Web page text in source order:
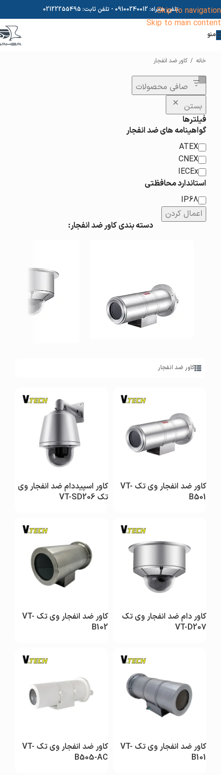
Skip to navigation
Skip to main content
تلفن همراه: 09100240012 - تلفن ثابت: 02122255495
منو
خانه / کاور ضد انفجار
صافی محصولات
بستن
فیلترها
گواهینامه های ضد انفجار
ATEX
CNEX
IECEx
استاندارد محافظتی
IP68
اعمال کردن
دسته بندی کاور ضد انفجار:
مشاهده مشاهده
کاور ضد انفجار
کاور ضد انفجار وی تک VT-
B501
کاور اسپیددام ضد انفجار وی
تک VT-SD206
کاور دام ضد انفجار وی تک
VT-D207
کاور ضد انفجار وی تک VT-
B102
کاور ضد انفجار وی تک VT-
B101
کاور ضد انفجار وی تک VT-
B505-AC